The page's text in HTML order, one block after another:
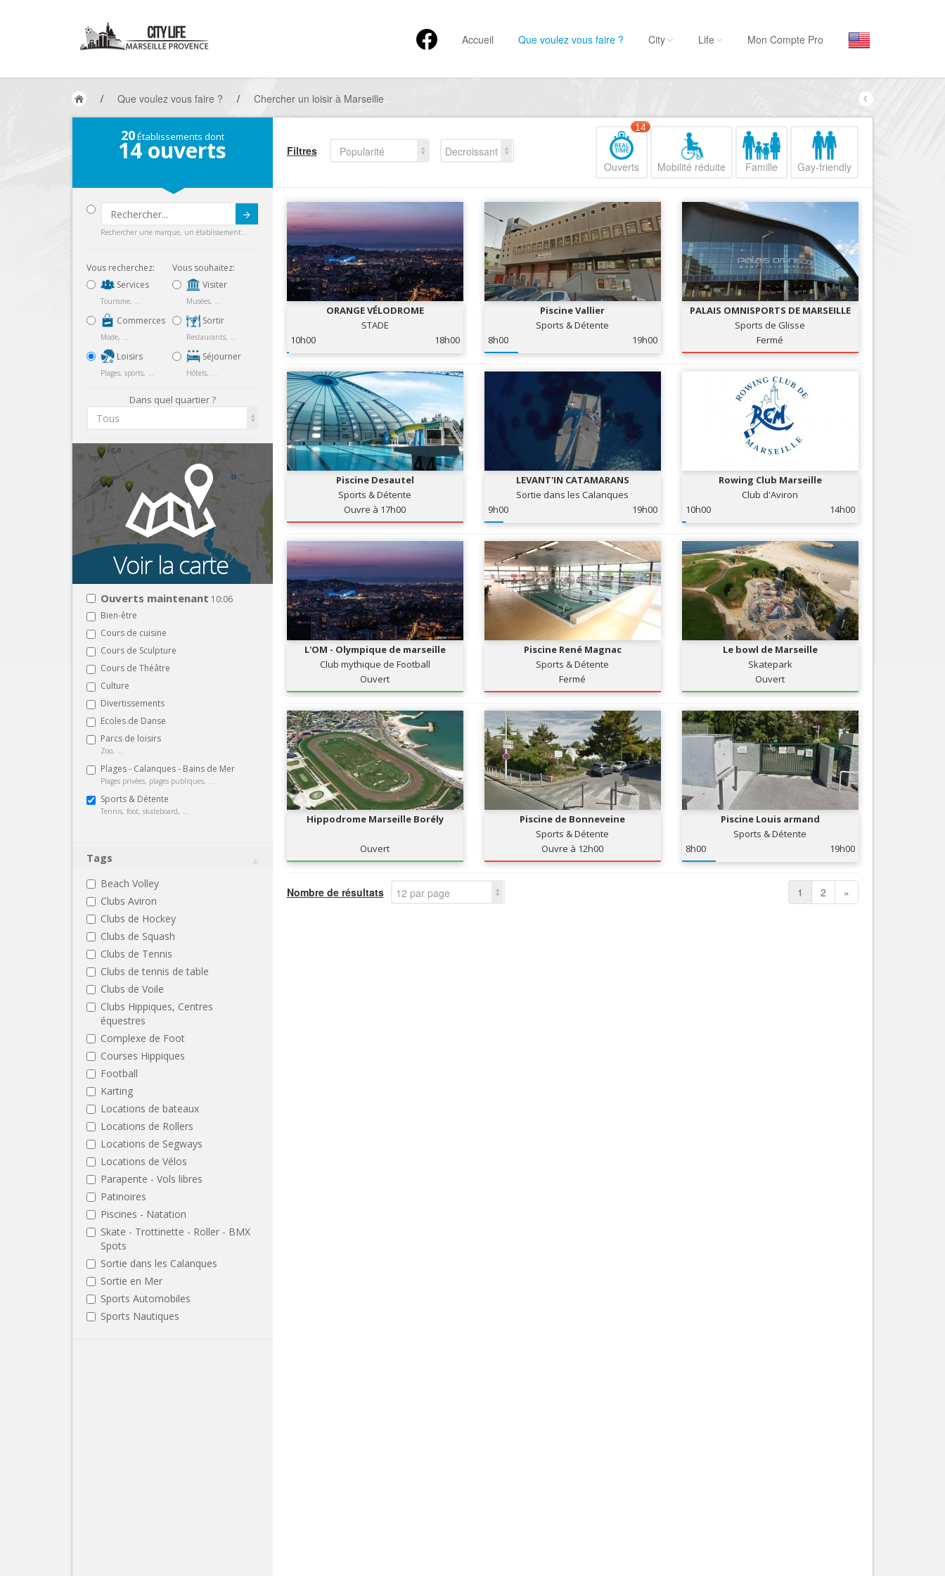
Accueil Que voulez vous faire ?
Hôtels, ...
Visiter
Sortir
Restaurants, ...
Commerces
Mode, ...
Loisirs
Plages, sports, ...
Tourisme, ...
City Life Mon Compte Pro
/ Que voulez vous faire ? / Chercher un loisir à Marseille
20Établissements dont
14 ouverts
Rechercher une marque, un établissement...
Vous recherchez:
Services
Tourisme, ...
Commerces
Mode, ...
Loisirs
Plages, sports, ...
Vous souhaitez:
Visiter
Musées, ...
Sortir
Restaurants, ...
Séjourner
Hôtels, ...
Dans quel quartier ?
Tous
Ouverts maintenant 10:06
Bien-être
Cours de cuisine
Cours de Sculpture
Cours de Théâtre
Culture
Divertissements
Ecoles de Danse
Parcs de loisirs
Zoo, ...
Plages - Calanques - Bains de Mer
Plages privées, plages publiques, ...
Sports & Détente
Tennis, foot, skateboard, ...
Tags
Beach Volley
Clubs Aviron
Clubs de Hockey
Clubs de Squash
Clubs de Tennis
Clubs de tennis de table
Clubs de Voile
Clubs Hippiques, Centres
équestres
Complexe de Foot
Courses Hippiques
Football
Karting
Locations de bateaux
Locations de Rollers
Locations de Segways
Locations de Vélos
Parapente - Vols libres
Patinoires
Piscines - Natation
Skate - Trottinette - Roller - BMX
Spots
Sortie dans les Calanques
Sortie en Mer
Sports Automobiles
Sports Nautiques
Filtres Popularité
Decroissant
Ouverts
14
Mobilité réduite Famille Gay-friendly
ORANGE VÉLODROME
STADE
10h00
18h00
Piscine Vallier
Sports & Détente
8h00
19h00
PALAIS OMNISPORTS DE MARSEILLE
Sports de Glisse
Fermé
Piscine Desautel
Sports & Détente
Ouvre à 17h00
LEVANT'IN CATAMARANS
Sortie dans les Calanques
9h00
19h00
Rowing Club Marseille
Club d'Aviron
10h00
14h00
L'OM - Olympique de marseille
Club mythique de Football
Ouvert
Piscine René Magnac
Sports & Détente
Fermé
Le bowl de Marseille
Skatepark
Ouvert
Hippodrome Marseille Borély
Ouvert
Piscine de Bonneveine
Sports & Détente
Ouvre à 12h00
Piscine Louis armand
Sports & Détente
8h00
19h00
Nombre de résultats 12 par page 1 2 »